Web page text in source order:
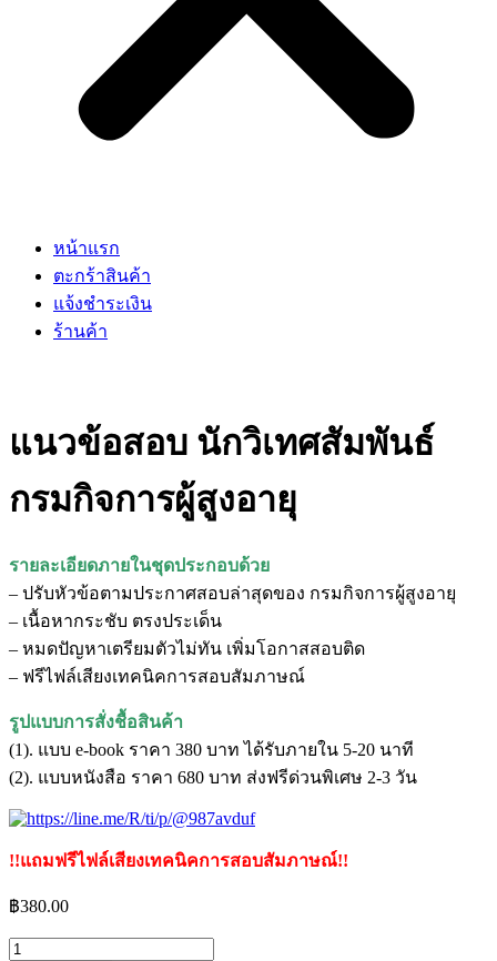
หน้าแรก
ตะกร้าสินค้า
แจ้งชำระเงิน
ร้านค้า
แนวข้อสอบ นักวิเทศสัมพันธ์
กรมกิจการผู้สูงอายุ
รายละเอียดภายในชุดประกอบด้วย
– ปรับหัวข้อตามประกาศสอบล่าสุดของ กรมกิจการผู้สูงอายุ
– เนื้อหากระชับ ตรงประเด็น
– หมดปัญหาเตรียมตัวไม่ทัน เพิ่มโอกาสสอบติด
– ฟรีไฟล์เสียงเทคนิคการสอบสัมภาษณ์
รูปแบบการสั่งชื้อสินค้า
(1). แบบ e-book ราคา 380 บาท ได้รับภายใน 5-20 นาที
(2). แบบหนังสือ ราคา 680 บาท ส่งฟรีด่วนพิเศษ 2-3 วัน
!!แถมฟรีไฟล์เสียงเทคนิคการสอบสัมภาษณ์!!
฿380.00
จำนวน